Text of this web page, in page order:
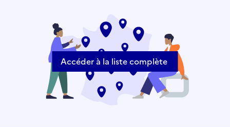
Accéder à la liste complète